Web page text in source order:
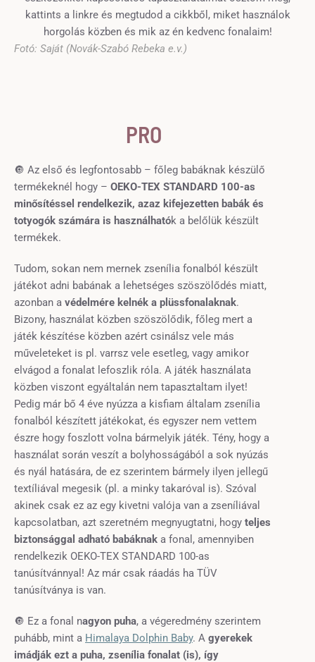
Fotó: Saját (Novák-Szabó Rebeka e.v.)
PRO
🔘 Az első és legfontosabb – főleg babáknak készülő
termékeknél hogy – OEKO-TEX STANDARD 100-as
minősítéssel rendelkezik, azaz kifejezetten babák és
totyogók számára is használhatók a belőlük készült
termékek.
Tudom, sokan nem mernek zsenília fonalból készült
játékot adni babának a lehetséges szöszölődés miatt,
azonban a védelmére kelnék a plüssfonalaknak.
Bizony, használat közben szöszölődik, főleg mert a
játék készítése közben azért csinálsz vele más
műveleteket is pl. varrsz vele esetleg, vagy amikor
elvágod a fonalat lefoszlik róla. A játék használata
közben viszont egyáltalán nem tapasztaltam ilyet!
Pedig már bő 4 éve nyúzza a kisfiam általam zsenília
fonalból készített játékokat, és egyszer nem vettem
észre hogy foszlott volna bármelyik játék. Tény, hogy a
használat során veszít a bolyhosságából a sok nyúzás
és nyál hatására, de ez szerintem bármely ilyen jellegű
textíliával megesik (pl. a minky takaróval is). Szóval
akinek csak ez az egy kivetni valója van a zseníliával
kapcsolatban, azt szeretném megnyugtatni, hogy teljes
biztonsággal adható babáknak a fonal, amennyiben
rendelkezik OEKO-TEX STANDARD 100-as
tanúsítvánnyal! Az már csak ráadás ha TÜV
tanúsítványa is van.
🔘 Ez a fonal nagyon puha, a végeredmény szerintem
puhább, mint a Himalaya Dolphin Baby. A gyerekek
imádják ezt a puha, zsenília fonalat (is), így